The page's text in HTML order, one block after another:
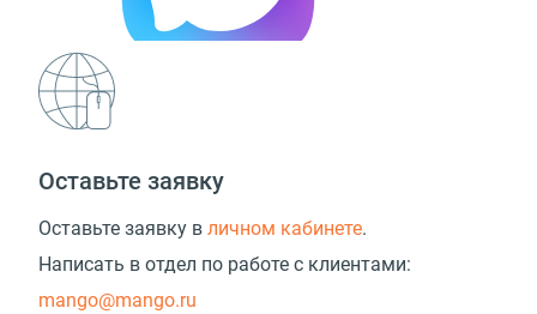
Оставьте заявку
Оставьте заявку в личном кабинете.
Написать в отдел по работе с клиентами:
mango@mango.ru